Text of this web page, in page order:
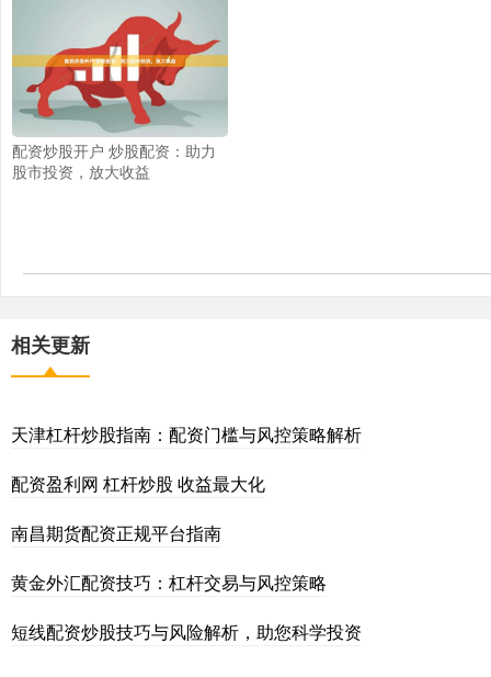
配资炒股开户 炒股配资：助力
股市投资，放大收益
相关更新
天津杠杆炒股指南：配资门槛与风控策略解析
配资盈利网 杠杆炒股 收益最大化
南昌期货配资正规平台指南
黄金外汇配资技巧：杠杆交易与风控策略
短线配资炒股技巧与风险解析，助您科学投资